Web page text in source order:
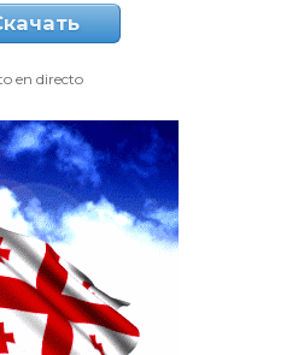
en directo